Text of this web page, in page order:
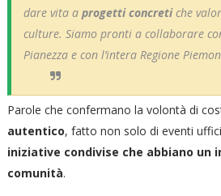
dare vita a progetti concretiche
culture. Siamo pronti a collaborare
Pianezza e con l’intera Regione
Parole che confermano la volontà di
autentico, fatto non solo di eventi
iniziative condivise che abbiano un
comunità.